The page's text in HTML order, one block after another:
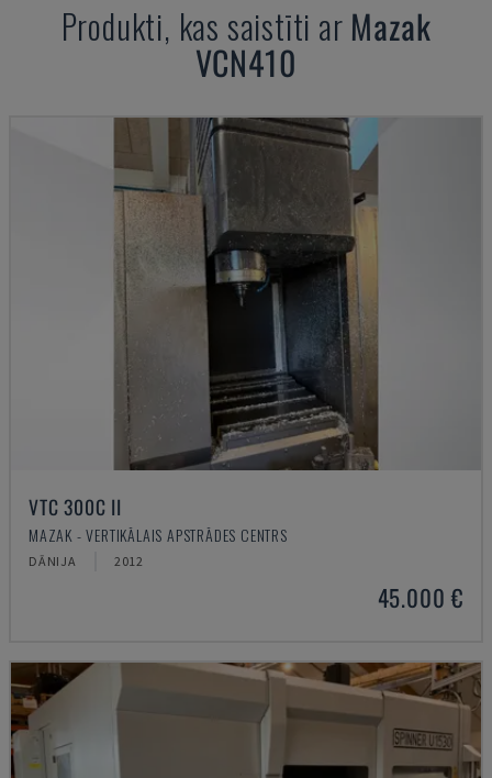
Produkti, kas saistīti ar Mazak
VCN410
VTC 300C II
MAZAK - VERTIKĀLAIS APSTRĀDES CENTRS
DĀNIJA 2012
45.000 €